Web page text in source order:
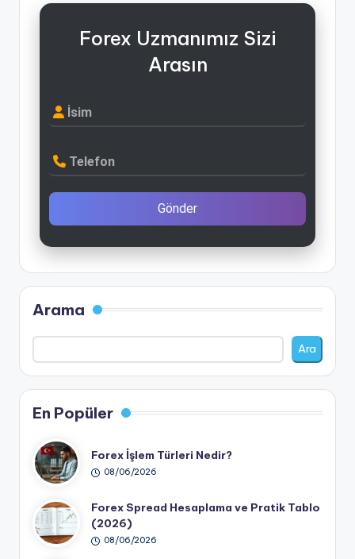
Forex Uzmanımız Sizi
Arasın
İsim
Telefon
Gönder
Arama
Ara
En Popüler
Forex İşlem Türleri Nedir?
08/06/2026
Forex Spread Hesaplama ve Pratik Tablo
(2026)
08/06/2026